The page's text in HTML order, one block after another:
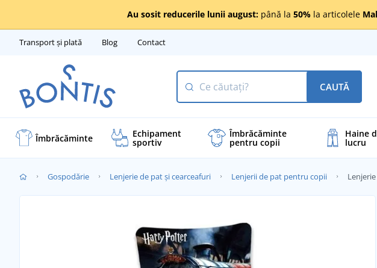
Au sosit reducerile lunii august: până la 50% la articolele
Transport și plată Blog Contact
CAUTĂ
Îmbrăcăminte Echipament
sportiv
Îmbrăcăminte
pentru copii
Haine
lucru
Gospodărie Lenjerie de pat și cearceafuri Lenjerii de pat pentru copii